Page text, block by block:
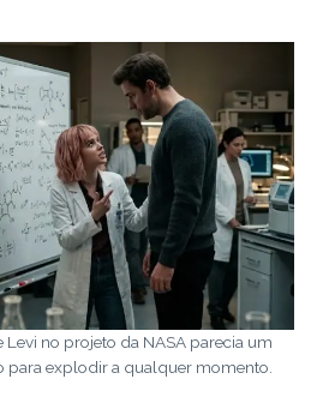
Levi no projeto da NASA parecia um
explodir a qualquer momento.